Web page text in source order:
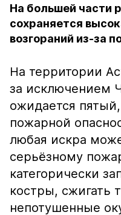
На большей части
сохраняется
возгораний из-за
На территории
за исключением
ожидается
пожарной
любая искра
серьёзному
категорически
костры, сжигать
непотушенные